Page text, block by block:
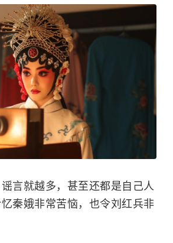
言就越多，甚至还都是自己人
秦娥非常苦恼，也令刘红兵非